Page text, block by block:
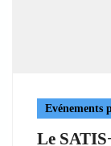
Evénements
Le